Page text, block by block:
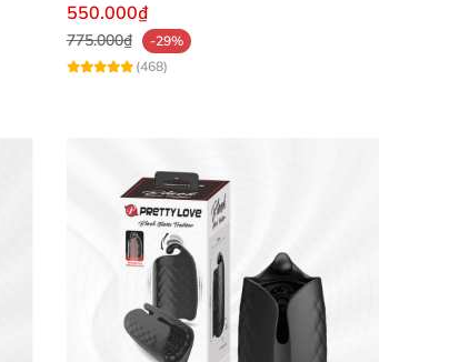
550.000₫
775.000₫
-29%
(468)